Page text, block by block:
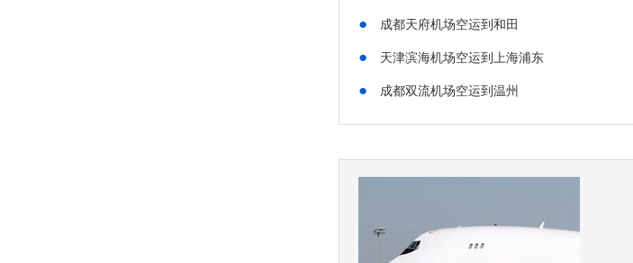
● 成都天府机场空运到和田
● 天津滨海机场空运到上海浦东
● 成都双流机场空运到温州